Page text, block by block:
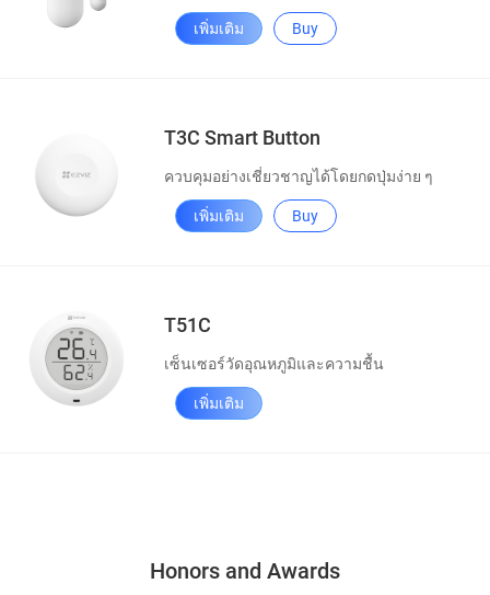
เพิ่มเติม Buy
T3C Smart Button
ควบคุมอย่างเชี่ยวชาญได้โดยกดปุ่มง่าย ๆ
เพิ่มเติม Buy
T51C
เซ็นเซอร์วัดอุณหภูมิและความชื้น
เพิ่มเติม
Honors and Awards